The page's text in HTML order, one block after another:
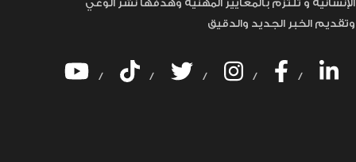
الإنسانية و تلتزم بالمعايير المهنية وهدفها نشر الوعي
وتقديم الخبر الجديد والدقيق
/ / / / /